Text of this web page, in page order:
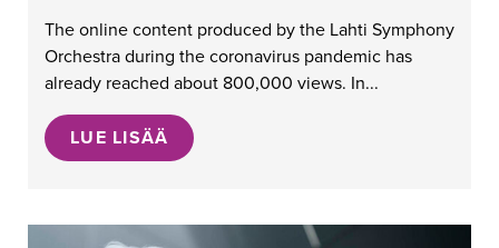
The online content produced by the Lahti Symphony
Orchestra during the coronavirus pandemic has
already reached about 800,000 views. In...
LUE LISÄÄ